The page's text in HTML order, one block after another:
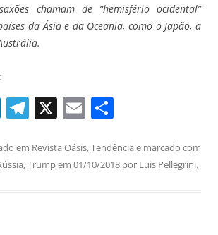
chamam de “hemisfério ocidental”
da Ásia e da Oceania, como o Japão, a
Li
k
e
T
e
gr
X E
ai
l
ar
e
em Revista Oásis,Tendência e marcado com
,Trumpem 01/10/2018 por Luis Pellegrini.